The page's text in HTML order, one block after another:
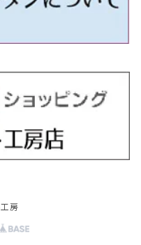
房